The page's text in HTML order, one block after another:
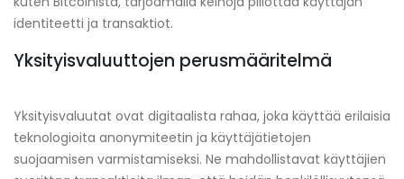
identiteetti ja transaktiot.
Yksityisvaluuttojen perusmääritelmä
Yksityisvaluutat ovat digitaalista rahaa, joka käyttää erilaisia
teknologioita anonymiteetin ja käyttäjätietojen
suojaamisen varmistamiseksi. Ne mahdollistavat käyttäjien